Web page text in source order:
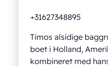
+31627348895
Timos alsidige
boet i Holland,
kombineret med